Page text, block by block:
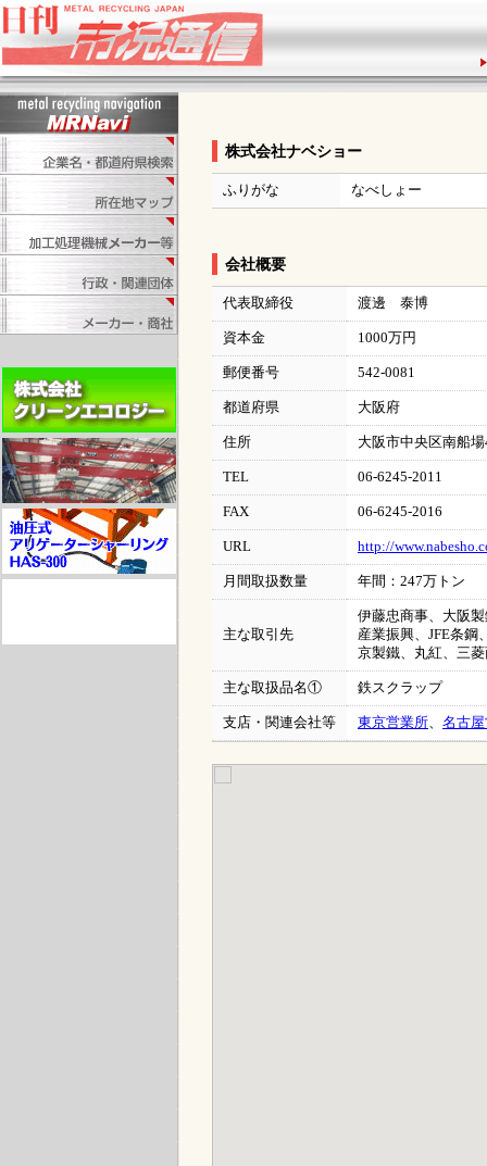
株式会社ナベショー
ふりがな なべしょー
会社概要
代表取締役 渡邊 泰博
資本金 1000万円
郵便番号 542-0081
都道府県 大阪府
住所 大阪市中央区南船
TEL 06-6245-2011
FAX 06-6245-2016
URL http://
月間取扱数量 年間：247万トン
主な取引先
伊藤忠商事、大阪
産業振興、JFE条鋼
京製鐵、丸紅、三
主な取扱品名① 鉄スクラップ
支店・関連会社等 東京営業所、 名古